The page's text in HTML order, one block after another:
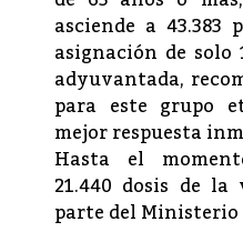
asciende a 43.383
asignación de solo
adyuvantada,
para este grupo
mejor respuesta
Hasta el
21.440 dosis de
parte del Ministerio